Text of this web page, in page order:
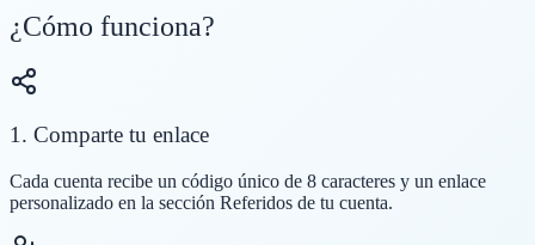
¿Cómo funciona?
1. Comparte tu enlace
Cada cuenta recibe un código único de 8 caracteres y un enlace
personalizado en la sección Referidos de tu cuenta.